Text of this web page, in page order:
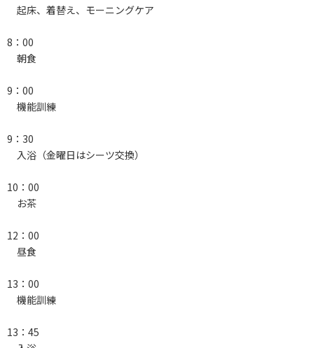
起床、着替え、モーニングケア
8：00
朝食
9：00
機能訓練
9：30
入浴（金曜日はシーツ交換）
10：00
お茶
12：00
昼食
13：00
機能訓練
13：45